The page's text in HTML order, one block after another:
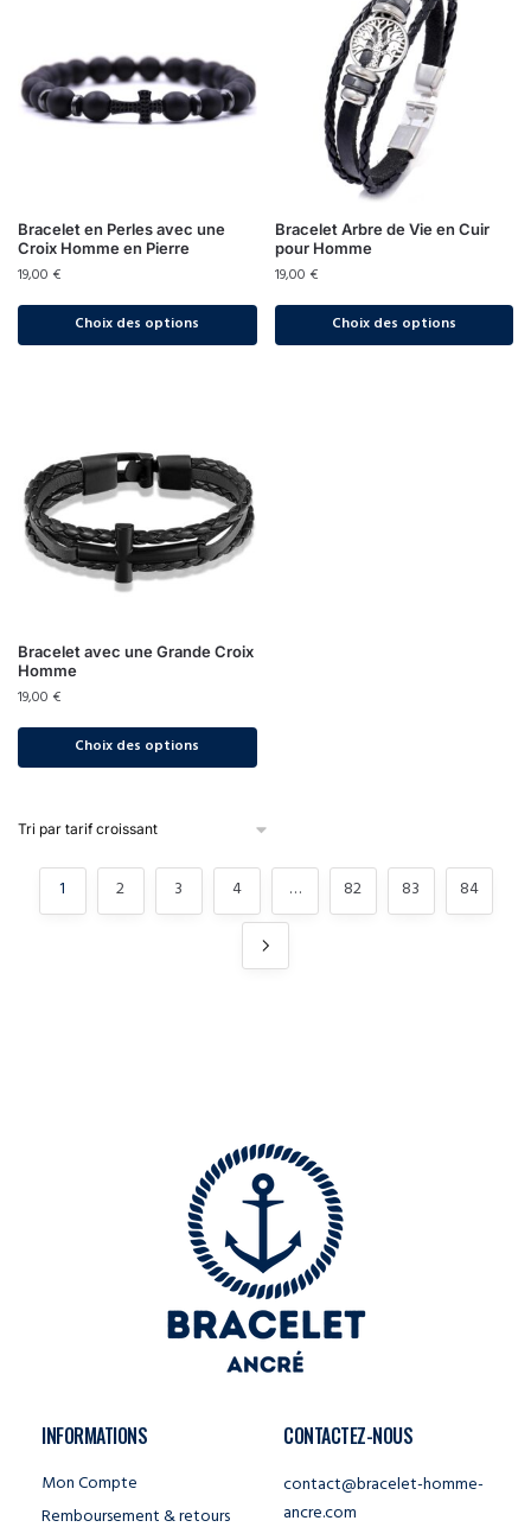
Bracelet en Perles avec une
Croix Homme en Pierre
19,00 €
Choix des options
Bracelet Arbre de Vie en Cuir
pour Homme
19,00 €
Choix des options
Bracelet avec une Grande Croix
Homme
19,00 €
Choix des options
1 2 3 4 … 82 83 84
INFORMATIONS
Mon Compte
Remboursement & retours
CONTACTEZ-NOUS
contact@bracelet-homme-
ancre.com